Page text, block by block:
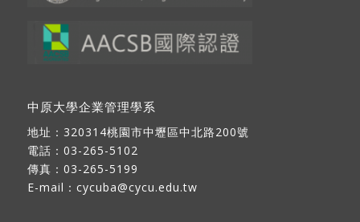
中原大學企業管理學系
地址： 320314桃園市中壢區中北路200號
電話：03-265-5102
傳真：03-265-5199
E-mail： cycuba@cycu.edu.tw